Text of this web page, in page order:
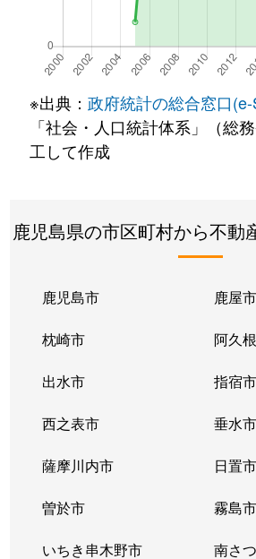
※出典： 政府統計の総合窓口
「社会・人口統計体系」（総
工して作成
鹿児島県の市区町村から不動
鹿児島市 鹿屋市
枕崎市 阿久
出水市 指宿市
西之表市 垂水市
薩摩川内市 日置市
曽於市 霧島市
いちき串木野市 南さ